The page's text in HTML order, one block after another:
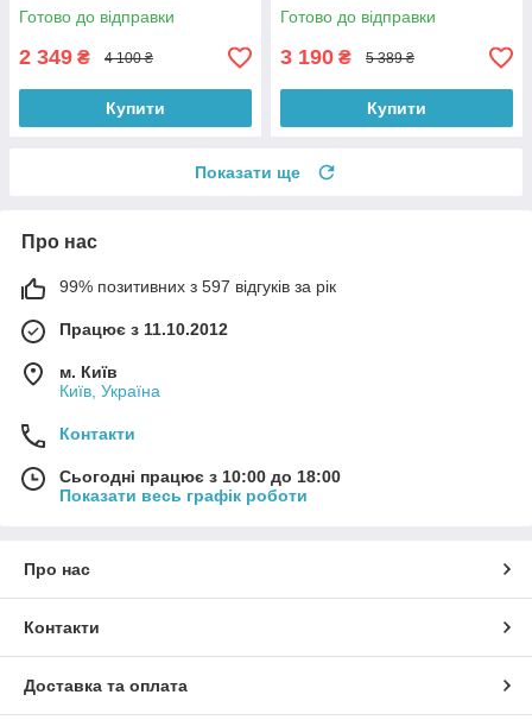
Готово до відправки
2 349 ₴ 4 100 ₴
Купити
Готово до відправки
3 190 ₴ 5 389 ₴
Купити
Показати ще
Про нас
99% позитивних з 597 відгуків за рік
Працює з 11.10.2012
м. Київ
Київ, Україна
Контакти
Сьогодні працює з 10:00 до 18:00
Показати весь графік роботи
Про нас
Контакти
Доставка та оплата